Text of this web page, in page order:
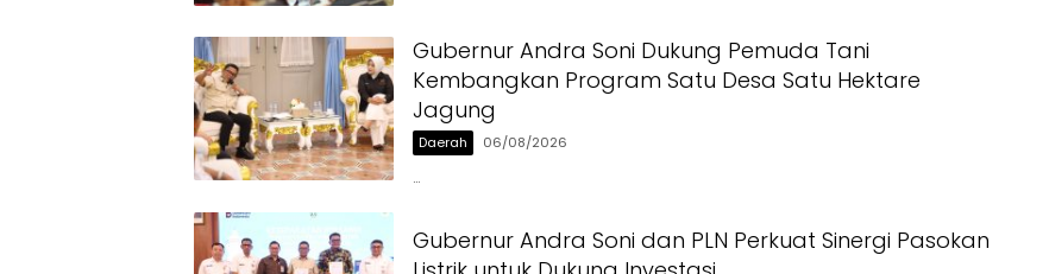
Gubernur Andra Soni Dukung Pemuda Tani
Kembangkan Program Satu Desa Satu Hektare
Jagung
Daerah 06/08/2026
…
Gubernur Andra Soni dan PLN Perkuat Sinergi Pasokan